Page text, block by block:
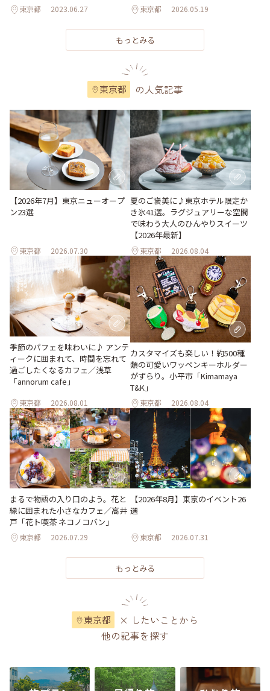
東京都 2023.06.27 東京都 2026.05.19
もっとみる
東京都 の人気記事
【2026年7月】東京ニューオープ
ン23選
東京都 2026.07.30
夏のご褒美に♪東京ホテル限定か
き氷41選。ラグジュアリーな空間
で味わう大人のひんやりスイーツ
【2026年最新】
東京都 2026.08.04
季節のパフェを味わいに♪ アンテ
ィークに囲まれて、時間を忘れて
過ごしたくなるカフェ／浅草
「annorum cafe」
東京都 2026.08.01
カスタマイズも楽しい！約500種
類の可愛いワッペンキーホルダー
がずらり。小平市「Kimamaya
T&K」
東京都 2026.08.04
まるで物語の入り口のよう。花と
緑に囲まれた小さなカフェ／高井
戸「花ト喫茶 ネコノコバン」
東京都 2026.07.29
【2026年8月】東京のイベント26
選
東京都 2026.07.31
もっとみる
東京都
× したいことから
他の記事を探す